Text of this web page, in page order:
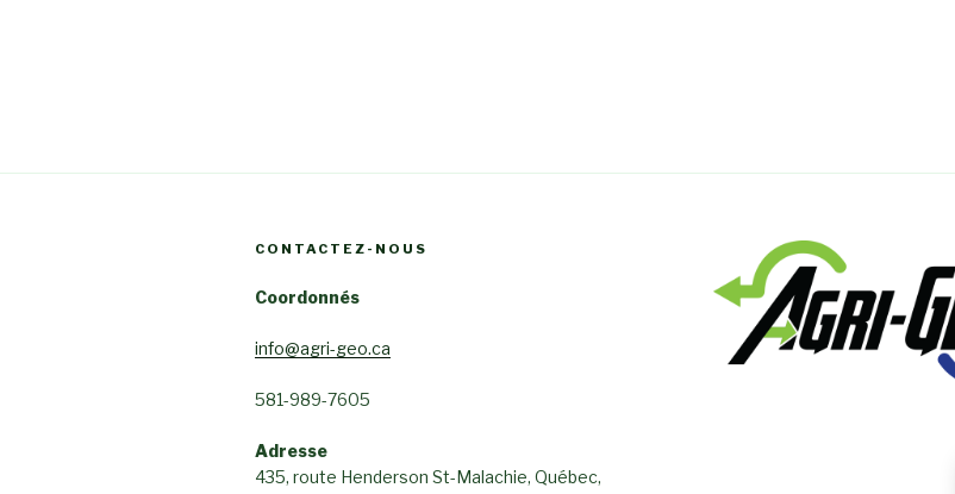
CONTACTEZ-NOUS
Coordonnés
info@agri-geo.ca
581-989-7605
Adresse
435, route Henderson St-Malachie, Québec,